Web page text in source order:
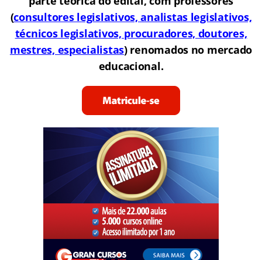
(consultores legislativos, analistas legislativos,
técnicos legislativos, procuradores, doutores,
mestres, especialistas) renomados no mercado
educacional.